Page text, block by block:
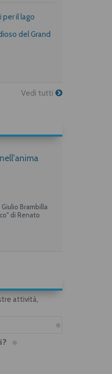
per il lago
del Grand
Vedi tutti
Giulio Brambilla
di Renato
attività,